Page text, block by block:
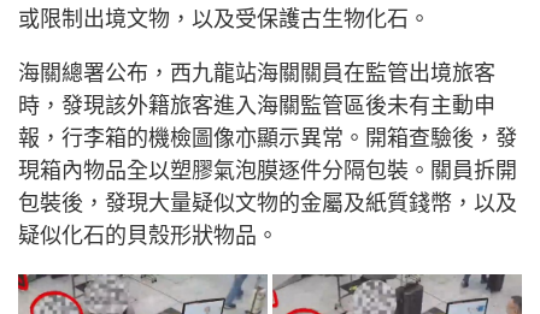
或限制出境文物，以及受保護古生物化石。
海關總署公布，西九龍站海關關員在監管出境旅客
時，發現該外籍旅客進入海關監管區後未有主動申
報，行李箱的機檢圖像亦顯示異常。開箱查驗後，發
現箱內物品全以塑膠氣泡膜逐件分隔包裝。關員拆開
包裝後，發現大量疑似文物的金屬及紙質錢幣，以及
疑似化石的貝殼形狀物品。